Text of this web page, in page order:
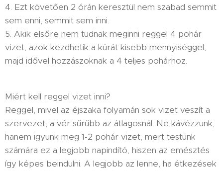
4. Ezt követően 2 órán keresztül nem szabad semmit
sem enni, semmit sem inni.
5. Akik elsőre nem tudnak meginni reggel 4 pohár
vizet, azok kezdhetik a kúrát kisebb mennyiséggel,
majd idővel hozzászoknak a 4 teljes pohárhoz.
Miért kell reggel vizet inni?
Reggel, mivel az éjszaka folyamán sok vizet veszít a
szervezet, a vér sűrűbb az átlagosnál. Ne kávézzunk,
hanem igyunk meg 1-2 pohár vizet, mert testünk
számára ez a legjobb napindító, hiszen az emésztés
így képes beindulni. A legjobb az lenne, ha étkezések